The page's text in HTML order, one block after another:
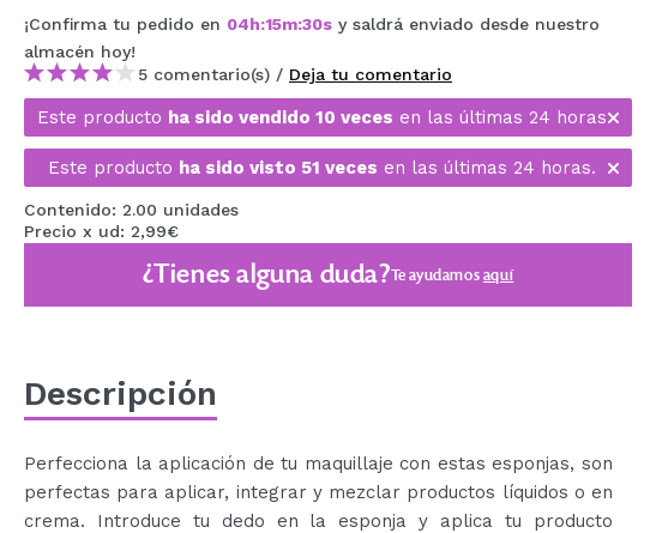
MAQUIFARMA
KOREA ZONE
TRAVEL SIZE
NATURE
OFERTAS
PRÓXIMAMENTE
¡Confirma tu pedido en 04h:15m:30s y saldrá enviado desde nuestro
almacén hoy!
5 comentario(s) / Deja tu comentario
Este producto ha sido vendido 10 veces en las últimas 24 horas
Este producto ha sido visto 51 veces en las últimas 24 horas.
Contenido: 2.00 unidades
Precio x ud: 2,99€
¿Tienes alguna duda?Te ayudamosaquí
Descripción
Perfecciona la aplicación de tu maquillaje con estas esponjas, son
perfectas para aplicar, integrar y mezclar productos líquidos o en
crema. Introduce tu dedo en la esponja y aplica tu producto